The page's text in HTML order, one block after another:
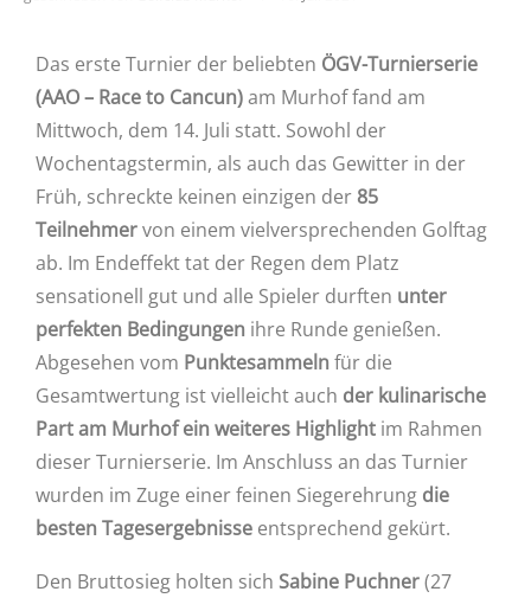
Das erste Turnier der beliebten ÖGV-Turnierserie
(AAO – Race to Cancun)am Murhof fand am
Mittwoch, dem 14. Juli statt. Sowohl der
Wochentagstermin, als auch das Gewitter in der
Früh, schreckte keinen einzigen der 85
Teilnehmervon einem vielversprechenden Golftag
ab. Im Endeffekt tat der Regen dem Platz
sensationell gut und alle Spieler durften unter
perfekten Bedingungen ihre Runde genießen.
Abgesehen vom Punktesammeln für die
Gesamtwertung ist vielleicht auch der kulinarische
Partam Murhof ein weiteres Highlight im Rahmen
dieser Turnierserie. Im Anschluss an das Turnier
wurden im Zuge einer feinen Siegerehrung die
besten Tagesergebnisse entsprechend gekürt.
Den Bruttosieg holten sich Sabine Puchner(27